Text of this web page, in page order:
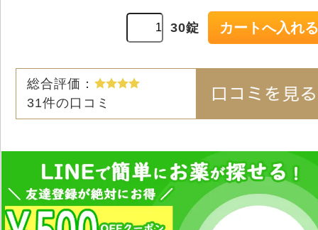
30錠
総合評価：
31件の口コミ